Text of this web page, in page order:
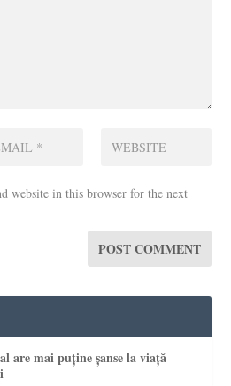
website in this browser for the next
are mai puține șanse la viață